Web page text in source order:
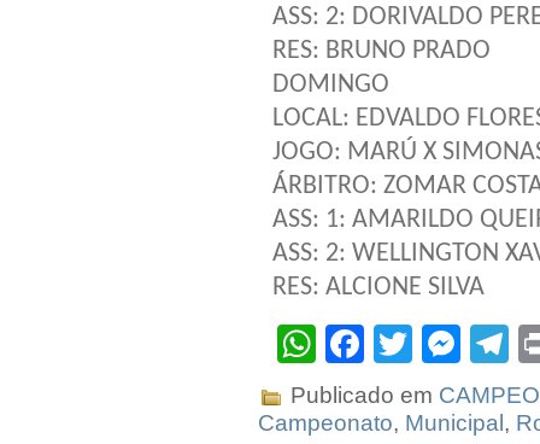
ASS: 2: DORIVALDO
RES: BRUNO PRADO
DOMINGO
LOCAL: EDVALDO
JOGO: MARÚ X
ÁRBITRO: ZOMAR
ASS: 1: AMARILDO
ASS: 2: WELLINGTON
RES: ALCIONE SILVA
WhatsApp
Facebook
Twitter
Publicado em
Campeonato, Municipal,